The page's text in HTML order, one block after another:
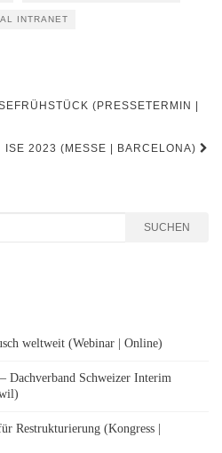
INTRANET
(PRESSETERMIN |
ISE 2023 (MESSE | BARCELONA)
SUCHEN
weltweit (Webinar | Online)
Dachverband Schweizer Interim
Restrukturierung (Kongress |